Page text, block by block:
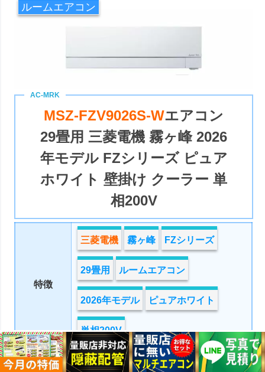
ルームエアコン
MSZ-FZV9026S-Wエアコン
29畳用 三菱電機 霧ヶ峰 2026
年モデル FZシリーズ ピュア
ホワイト 壁掛け クーラー 単
相200V
特徴
三菱電機 霧ヶ峰 FZシリーズ
29畳用 ルームエアコン
2026年モデル ピュアホワイト
単相200V
定価 810,000円